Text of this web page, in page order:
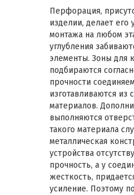
Перфорация,
изделии, делает
монтажа на любом
углубления
элементы. Зоны для
подбираются
прочности
изготавливаются из
материалов.
выполняются
такого материала
металлическая
устройства
прочность, а у
жесткость,
усиление. Поэтому